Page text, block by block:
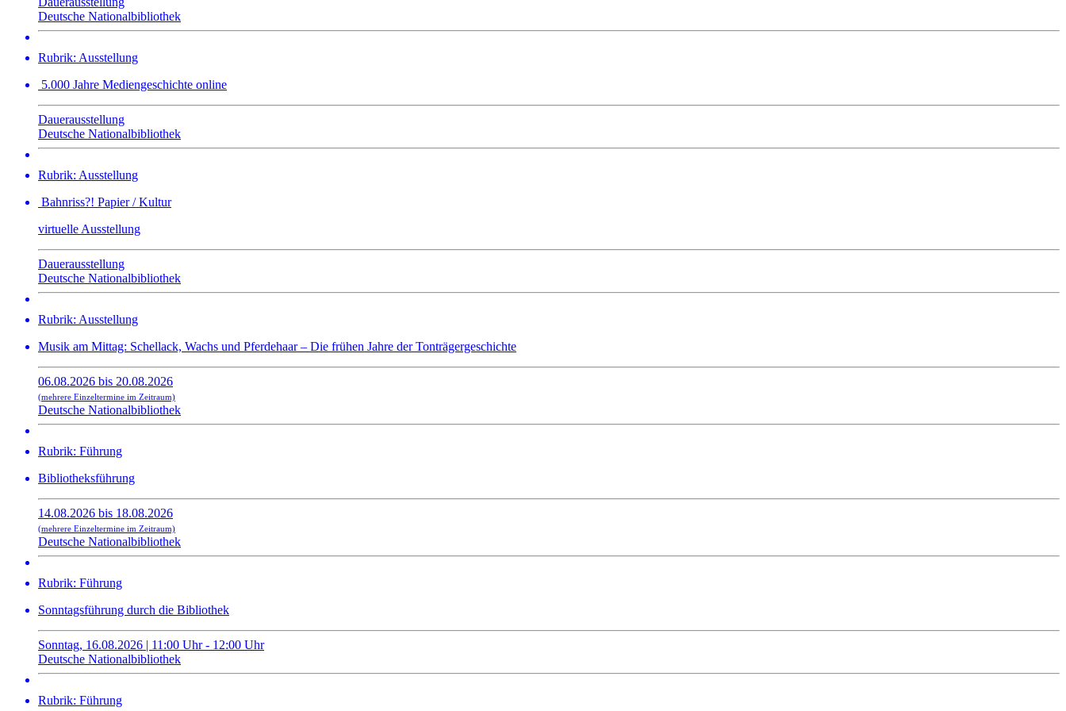
Deutsche Nationalbibliothek
Rubrik: Ausstellung
5.000 Jahre Mediengeschichte online
Dauerausstellung
Deutsche Nationalbibliothek
Rubrik: Ausstellung
Bahnriss?! Papier / Kultur
virtuelle Ausstellung
Dauerausstellung
Deutsche Nationalbibliothek
Rubrik: Ausstellung
Musik am Mittag: Schellack, Wachs und Pferdehaar – Die frühen Jahre der Tonträgergeschichte
06.08.2026 bis 20.08.2026
(mehrere Einzeltermine im Zeitraum)
Deutsche Nationalbibliothek
Rubrik: Führung
Bibliotheksführung
14.08.2026 bis 18.08.2026
(mehrere Einzeltermine im Zeitraum)
Deutsche Nationalbibliothek
Rubrik: Führung
Sonntagsführung durch die Bibliothek
Sonntag, 16.08.2026 | 11:00 Uhr - 12:00 Uhr
Deutsche Nationalbibliothek
Rubrik: Führung